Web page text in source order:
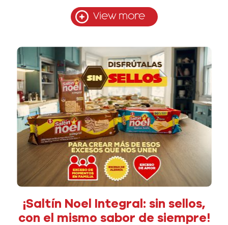
View more
¡Saltín Noel Integral: sin sellos,
con el mismo sabor de siempre!